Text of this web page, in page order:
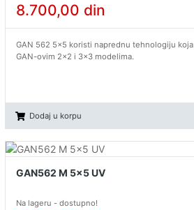
8.700,00 din
GAN 562 5x5 koristi naprednu tehnologiju
GAN-ovim 2x2 i 3x3 modelima.
Dodaj u korpu
GAN562 M 5x5 UV
Na lageru - dostupno!